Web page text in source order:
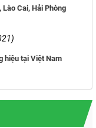
Cai, Hải Phòng
hiệu tại Việt Nam